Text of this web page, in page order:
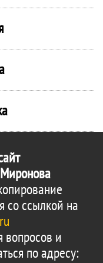
со ссылкой на
вопросов и
по адресу: